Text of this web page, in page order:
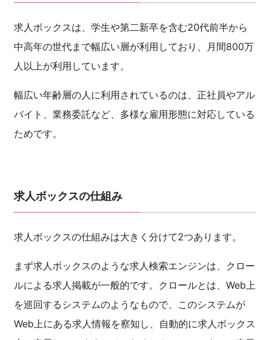
求人ボックスは、学生や第二新卒を含む20代前半から
中高年の世代まで幅広い層が利用しており、月間800万
人以上が利用しています。
幅広い年齢層の人に利用されているのは、正社員やアル
バイト、業務委託など、多様な雇用形態に対応している
ためです。
求人ボックスの仕組み
求人ボックスの仕組みは大きく分けて2つあります。
まず求人ボックスのような求人検索エンジンは、クロー
ルによる求人掲載が一般的です。クロールとは、Web上
を巡回するシステムのようなもので、このシステムが
Web上にある求人情報を察知し、自動的に求人ボックス